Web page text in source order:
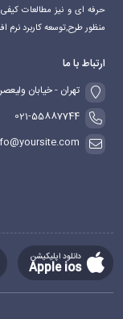
حرفه ای و نیز مطالعات
منظور طرح,توسعه کاربرد نرم
ارتباط با ما
تهران - خیابان
021-55887744
دانلود اپلیکیشن
Apple ios